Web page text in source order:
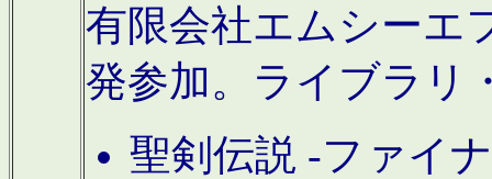
有限会社エムシーエ
発参加。ライブラリ
聖剣伝説 -ファイ